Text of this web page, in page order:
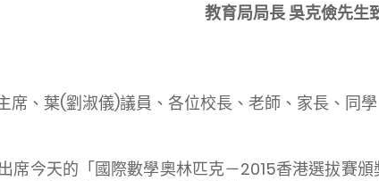
教育局局長 吳克儉先生
席、葉(劉淑儀)議員、各位校長、老師、家長、同學
天的「國際數學奧林匹克－2015香港選拔賽頒